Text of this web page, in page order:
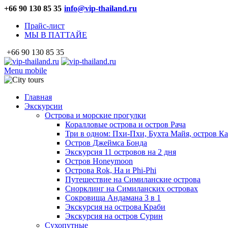
+66 90 130 85 35 info@vip-thailand.ru
Прайс-лист
МЫ В ПАТТАЙЕ
+66 90 130 85 35
Menu mobile
Главная
Экскурсии
Острова и морские прогулки
Коралловые острова и остров Рача
Три в одном: Пхи-Пхи, Бухта Майя, остров
Остров Джеймса Бонда
Экскурсия 11 островов на 2 дня
Остров Honeymoon
Острова Rok, Ha и Phi-Phi
Путешествие на Симиланские острова
Снорклинг на Симиланских островах
Сокровища Андамана 3 в 1
Экскурсия на острова Краби
Экскурсия на остров Сурин
Сухопутные